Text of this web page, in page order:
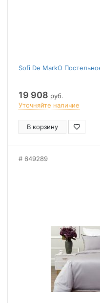
Sofi De MarkO
19 908 руб.
Уточняйте наличие
В корзину
649289